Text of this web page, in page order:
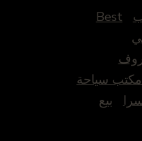
Best
سياحة
بيع